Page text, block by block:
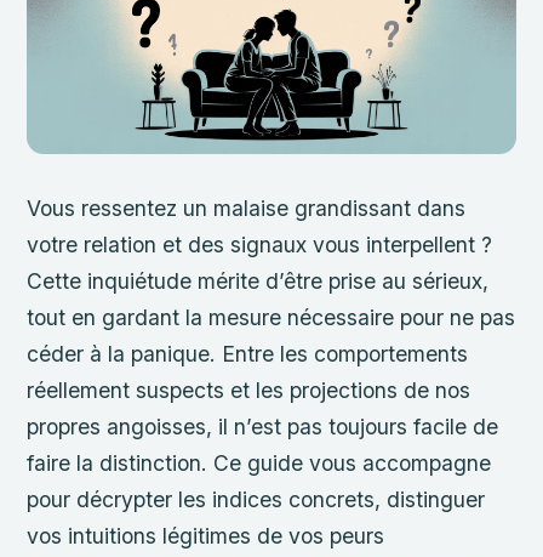
Vous ressentez un malaise grandissant dans
votre relation et des signaux vous interpellent ?
Cette inquiétude mérite d’être prise au sérieux,
tout en gardant la mesure nécessaire pour ne pas
céder à la panique. Entre les comportements
réellement suspects et les projections de nos
propres angoisses, il n’est pas toujours facile de
faire la distinction. Ce guide vous accompagne
pour décrypter les indices concrets, distinguer
vos intuitions légitimes de vos peurs